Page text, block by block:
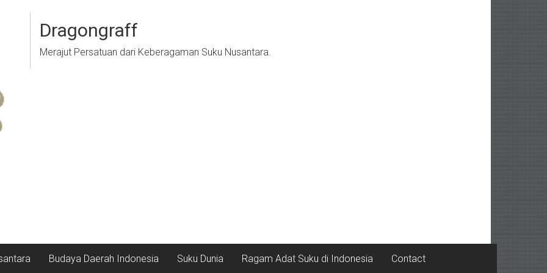
Dragongraff
Merajut Persatuan dari Keberagaman Suku Nusantara.
Budaya Daerah Indonesia Suku Dunia Ragam Adat Suku di Indonesia Contact